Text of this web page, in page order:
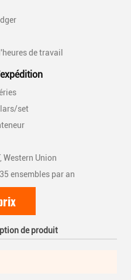
de travail
set
Western Union
ensembles par an
de produit